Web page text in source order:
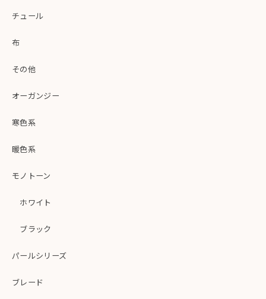
チュール
布
その他
オーガンジー
寒色系
暖色系
モノトーン
ホワイト
ブラック
パールシリーズ
ブレード